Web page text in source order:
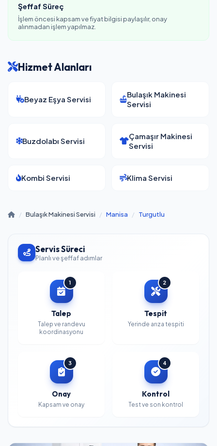
Şeffaf Süreç
İşlem öncesi kapsam ve fiyat bilgisi paylaşılır, onay
alınmadan işlem yapılmaz.
Hizmet Alanları
Beyaz Eşya Servisi
Bulaşık Makinesi
Servisi
Buzdolabı Servisi
Çamaşır Makinesi
Servisi
Kombi Servisi Klima Servisi
/ Bulaşık Makinesi Servisi / Manisa / Turgutlu
Servis Süreci
Planlı ve şeffaf adımlar
1
Talep
Talep ve randevu
koordinasyonu
2
Tespit
Yerinde arıza tespiti
3
Onay
Kapsam ve onay
4
Kontrol
Test ve son kontrol